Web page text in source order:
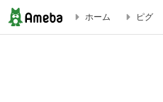
自由になるための技術 リベラルアー
ホーム ピグ